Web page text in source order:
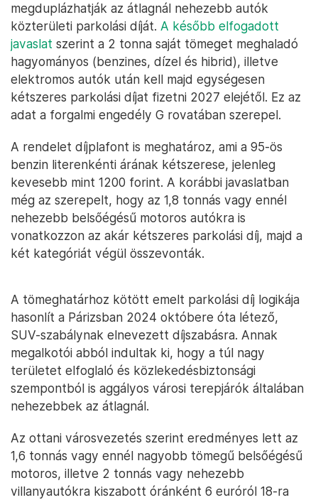
megduplázhatják az átlagnál nehezebb autók
közterületi parkolási díját. A később elfogadott
javaslat szerint a 2 tonna saját tömeget meghaladó
hagyományos (benzines, dízel és hibrid), illetve
elektromos autók után kell majd egységesen
kétszeres parkolási díjat fizetni 2027 elejétől. Ez az
adat a forgalmi engedély G rovatában szerepel.
A rendelet díjplafont is meghatároz, ami a 95-ös
benzin literenkénti árának kétszerese, jelenleg
kevesebb mint 1200 forint. A korábbi javaslatban
még az szerepelt, hogy az 1,8 tonnás vagy ennél
nehezebb belsőégésű motoros autókra is
vonatkozzon az akár kétszeres parkolási díj, majd a
két kategóriát végül összevonták.
A tömeghatárhoz kötött emelt parkolási díj logikája
hasonlít a Párizsban 2024 októbere óta létező,
SUV-szabálynak elnevezett díjszabásra. Annak
megalkotói abból indultak ki, hogy a túl nagy
területet elfoglaló és közlekedésbiztonsági
szempontból is aggályos városi terepjárók általában
nehezebbek az átlagnál.
Az ottani városvezetés szerint eredményes lett az
1,6 tonnás vagy ennél nagyobb tömegű belsőégésű
motoros, illetve 2 tonnás vagy nehezebb
villanyautókra kiszabott óránként 6 euróról 18-ra